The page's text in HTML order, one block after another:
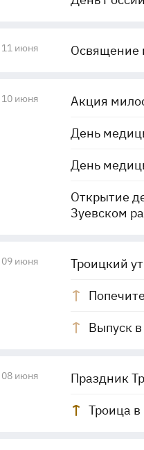
11 июня Освящение
10 июня
Акция
День
День
Открытие
Зуевском
09 июня
Троицкий
Выпуск
08 июня
Праздник
Троица